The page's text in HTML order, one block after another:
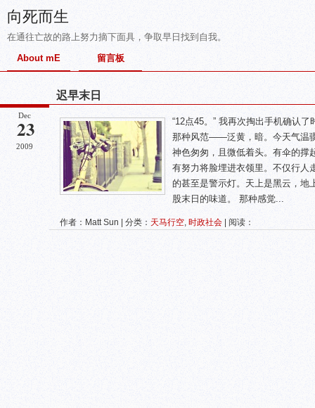
向死而生
在通往亡故的路上努力摘下面具，争取早日找到自我。
About mE
留言板
Dec
23
2009
迟早末日
“12点45。” 我再次掏出手机确认
那种风范——泛黄，暗。今天气温
神色匆匆，且微低着头。有伞的撑
有努力将脸埋进衣领里。不仅行人
的甚至是警示灯。天上是黑云，地
股末日的味道。 那种感觉...
作者：Matt Sun | 分类： 天马行空, 时政社会 | 阅读：